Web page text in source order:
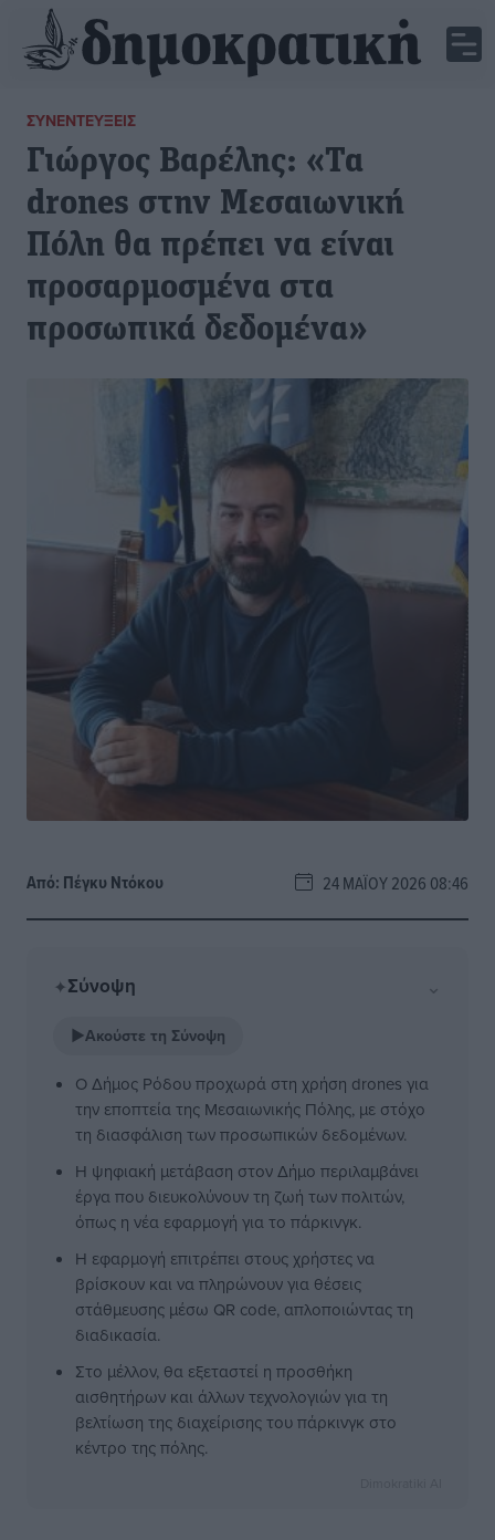
ΣΥΝΕΝΤΕΎΞΕΙΣ
Γιώργος Βαρέλης: «Τα
drones στην Μεσαιωνική
Πόλη θα πρέπει να είναι
προσαρμοσμένα στα
προσωπικά δεδομένα»
Από: Πέγκυ Ντόκου 24 ΜΑΪ́ΟΥ 2026 08:46
✦Σύνοψη ⌄
▶Ακούστε τη Σύνοψη
Ο Δήμος Ρόδου προχωρά στη χρήση drones για
την εποπτεία της Μεσαιωνικής Πόλης, με στόχο
τη διασφάλιση των προσωπικών δεδομένων.
Η ψηφιακή μετάβαση στον Δήμο περιλαμβάνει
έργα που διευκολύνουν τη ζωή των πολιτών,
όπως η νέα εφαρμογή για το πάρκινγκ.
Η εφαρμογή επιτρέπει στους χρήστες να
βρίσκουν και να πληρώνουν για θέσεις
στάθμευσης μέσω QR code, απλοποιώντας τη
διαδικασία.
Στο μέλλον, θα εξεταστεί η προσθήκη
αισθητήρων και άλλων τεχνολογιών για τη
βελτίωση της διαχείρισης του πάρκινγκ στο
κέντρο της πόλης.